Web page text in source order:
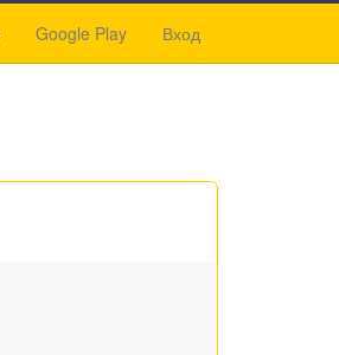
Google Play Вход